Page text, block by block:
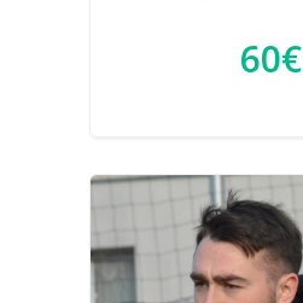
60€